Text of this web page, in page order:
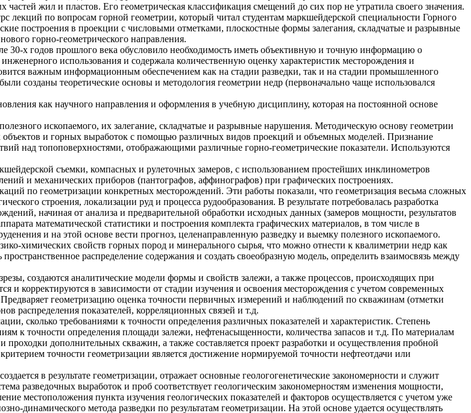
жил и пластов. Его геометрическая классификация смещений до сих пор не утратила своего значения.
по вопросам горной геометрии, который читал студентам маркшейдерской специальности Горного
построения в проекции с числовыми отметками, плоскостные формы залегания, складчатые и разрывные
горно-геометрического направления.
х годов прошлого века обусловило необходимость иметь объективную и точную информацию о
использования и содержала количественную оценку характеристик месторождения и
важным информационным обеспечением как на стадии разведки, так и на стадии промышленного
созданы теоретические основы и методология геометрии недр (первоначально чаще использовался
как научного направления и оформления в учебную дисциплину, которая на постоянной основе
ископаемого, их залегание, складчатые и разрывные нарушения. Методическую основу геометрии
объектов и горных выработок с помощью различных видов проекций и объемных моделей. Признание
над топоповерхностями, отображающими различные горно-геометрические показатели. Используются
съемки, компасных и рулеточных замеров, с использованием простейших инклинометров
и механических приборов (пантографов, аффинографов) при графических построениях.
по геометризации конкретных месторождений. Эти работы показали, что геометризация весьма сложных
строения, локализации руд и процесса рудообразования. В результате потребовалась разработка
начиная от анализа и предварительной обработки исходных данных (замеров мощности, результатов
математической статистики и построения комплекта графических материалов, в том числе в
и на этой основе вести прогноз, целенаправленную разведку и выемку полезного ископаемого.
химических свойств горных пород и минерального сырья, что можно отнести к квалиметрии недр как
распределение содержания и создать своеобразную модель, определить взаимосвязь между
создаются аналитические модели формы и свойств залежи, а также процессов, происходящих при
и корректируются в зависимости от стадии изучения и освоения месторождения с учетом современных
геометризацию оценка точности первичных измерений и наблюдений по скважинам (отметки
распределения показателей, корреляционных связей и т.д.
сколько требованиями к точности определения различных показателей и характеристик. Степень
к точности определения площади залежи, нефтенасыщенности, количества запасов и т.д. По материалам
дополнительных скважин, а также составляется проект разработки и осуществления пробной
точности геометризации является достижение нормируемой точности нефтеотдачи или
в результате геометризации, отражает основные геологогенетические закономерности и служит
разведочных выработок и проб соответствует геологическим закономерностям изменения мощности,
местоположения пункта изучения геологических показателей и факторов осуществляется с учетом уже
динамического метода разведки по результатам геометризации. На этой основе удается осуществлять